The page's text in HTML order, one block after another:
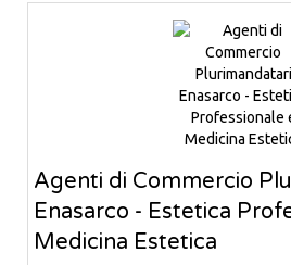
Agenti di Commercio
Enasarco - Estetica
Medicina Estetica